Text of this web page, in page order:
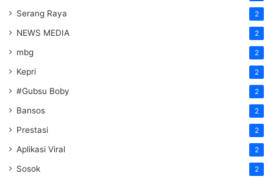
Serang Raya 2
NEWS MEDIA 2
mbg 2
Kepri 2
#Gubsu Boby 2
Bansos 2
Prestasi 2
Aplikasi Viral 2
Sosok 2